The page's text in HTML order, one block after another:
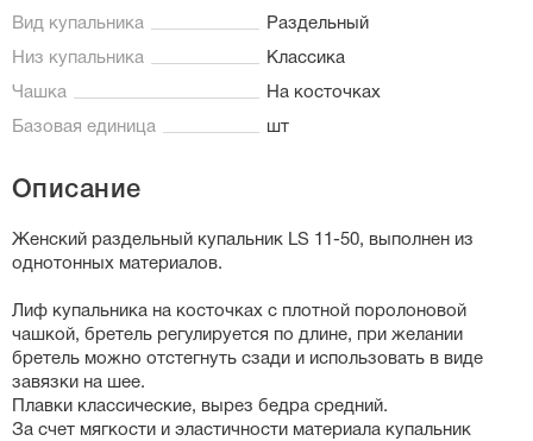
Вид купальника Раздельный
Низ купальника Классика
Чашка На косточках
Базовая единица шт
Описание
Женский раздельный купальник LS 11-50, выполнен из
однотонных материалов.
Лиф купальника на косточках с плотной поролоновой
чашкой, бретель регулируется по длине, при желании
бретель можно отстегнуть сзади и использовать в виде
завязки на шее.
Плавки классические, вырез бедра средний.
За счет мягкости и эластичности материала купальник